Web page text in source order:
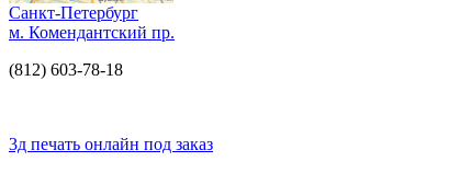
Санкт-Петербург
м. Комендантский пр.
(812) 603-78-18
3д печать онлайн под заказ